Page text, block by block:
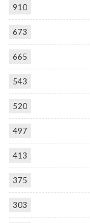
910
673
665
543
520
497
413
375
303